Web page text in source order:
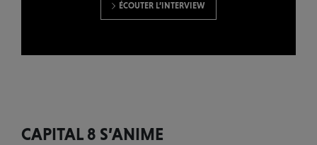
ÉCOUTER L’INTERVIEW
CAPITAL 8 S’ANIME